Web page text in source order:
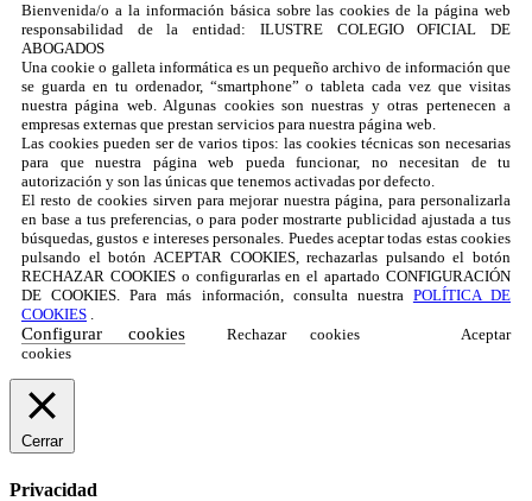
Bienvenida/o a la información básica sobre las cookies de la página web
responsabilidad de la entidad: ILUSTRE COLEGIO OFICIAL DE
ABOGADOS
Una cookie o galleta informática es un pequeño archivo de información que
se guarda en tu ordenador, “smartphone” o tableta cada vez que visitas
nuestra página web. Algunas cookies son nuestras y otras pertenecen a
empresas externas que prestan servicios para nuestra página web.
Las cookies pueden ser de varios tipos: las cookies técnicas son necesarias
para que nuestra página web pueda funcionar, no necesitan de tu
autorización y son las únicas que tenemos activadas por defecto.
El resto de cookies sirven para mejorar nuestra página, para personalizarla
en base a tus preferencias, o para poder mostrarte publicidad ajustada a tus
búsquedas, gustos e intereses personales. Puedes aceptar todas estas cookies
pulsando el botón ACEPTAR COOKIES, rechazarlas pulsando el botón
RECHAZAR COOKIES o configurarlas en el apartado CONFIGURACIÓN
DE COOKIES. Para más información, consulta nuestra POLÍTICA DE
COOKIES .
Configurar cookies Rechazar cookies
Aceptar
cookies
Cerrar
Privacidad